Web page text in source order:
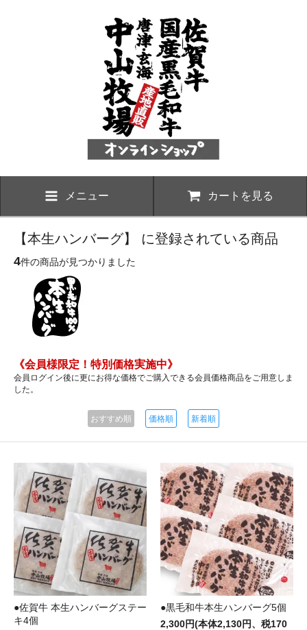
メニュー カートを見る
【本生ハンバーグ】 に登録されている商品
4件の商品が見つかりました
《会員様限定！特別価格実施中》
会員ログイン後に更にお得な価格でご購入できる会員価格商品をご用意しま
した。
おすすめ順 価格順 新着順
●佐賀牛 本生ハンバーグステー
キ4個
●黒毛和牛本生ハンバーグ5個
2,300円(本体2,130円、税170